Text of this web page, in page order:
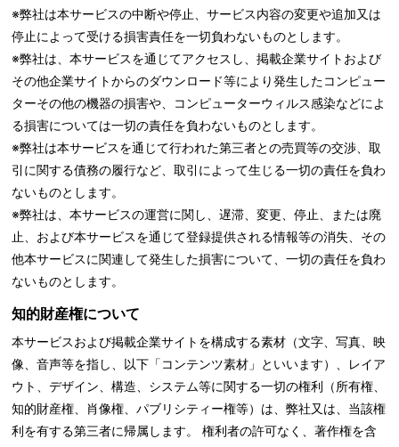
※弊社は本サービスの中断や停止、サービス内容の変更や追加又は
停止によって受ける損害責任を一切負わないものとします。
※弊社は、本サービスを通じてアクセスし、掲載企業サイトおよび
その他企業サイトからのダウンロード等により発生したコンピュー
ターその他の機器の損害や、コンピューターウィルス感染などによ
る損害については一切の責任を負わないものとします。
※弊社は本サービスを通じて行われた第三者との売買等の交渉、取
引に関する債務の履行など、取引によって生じる一切の責任を負わ
ないものとします。
※弊社は、本サービスの運営に関し、遅滞、変更、停止、または廃
止、および本サービスを通じて登録提供される情報等の消失、その
他本サービスに関連して発生した損害について、一切の責任を負わ
ないものとします。
知的財産権について
本サービスおよび掲載企業サイトを構成する素材（文字、写真、映
像、音声等を指し、以下「コンテンツ素材」といいます）、レイア
ウト、デザイン、構造、システム等に関する一切の権利（所有権、
知的財産権、肖像権、パブリシティー権等）は、弊社又は、当該権
利を有する第三者に帰属します。 権利者の許可なく、著作権を含